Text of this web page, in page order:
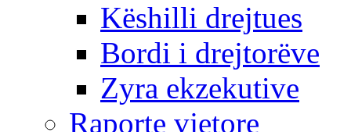
Këshilli drejtues
Bordi i drejtorëve
Zyra ekzekutive
Raporte vjetore